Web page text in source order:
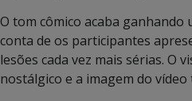
O tom cômico acaba
conta de os participantes
lesões cada vez mais sérias. O
nostálgico e a imagem do